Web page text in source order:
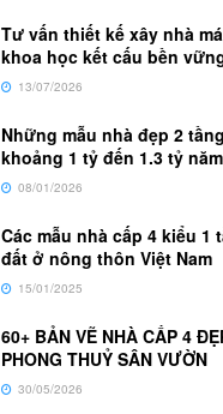
Tư vấn thiết kế xây nhà
khoa học kết cấu bền
13/07/2026
Những mẫu nhà đẹp 2
khoảng 1 tỷ đến 1.3 tỷ
08/01/2026
Các mẫu nhà cấp 4 kiểu 1
đất ở nông thôn Việt Nam
15/01/2025
60+ BẢN VẼ NHÀ CẤP 4
PHONG THUỶ SÂN VƯỜN
30/05/2026